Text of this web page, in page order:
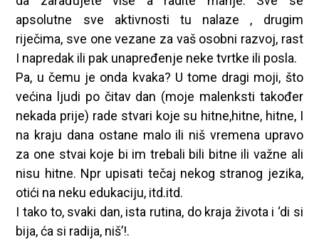
apsolutne sve aktivnosti tu nalaze , drugim
riječima, sve one vezane za vaš osobni razvoj, rast
I napredak ili pak unapređenje neke tvrtke ili posla.
Pa, u čemu je onda kvaka? U tome dragi moji, što
većina ljudi po čitav dan (moje malenksti također
nekada prije) rade stvari koje su hitne,hitne, hitne, I
na kraju dana ostane malo ili niš vremena upravo
za one stvai koje bi im trebali bili bitne ili važne ali
nisu hitne. Npr upisati tečaj nekog stranog jezika,
otići na neku edukaciju, itd.itd.
I tako to, svaki dan, ista rutina, do kraja života i ‘di si
bija, ća si radija, niš’!.